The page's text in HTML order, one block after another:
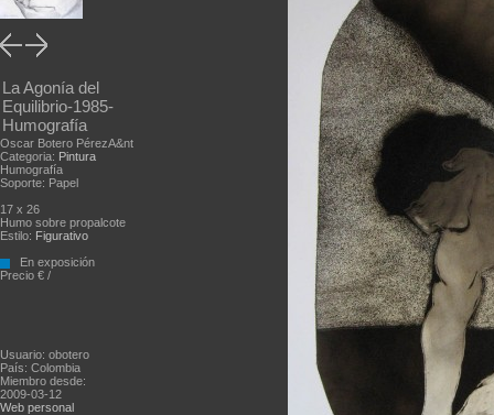
La Agonía del
Equilibrio-1985-
Humografía
Oscar Botero PérezA&nt
Categoria: Pintura
Humografía
Soporte: Papel
17 x 26
Humo sobre propalcote
Estilo: Figurativo
En exposición
Precio € /
Usuario: obotero
País: Colombia
Miembro desde:
2009-03-12
Web personal